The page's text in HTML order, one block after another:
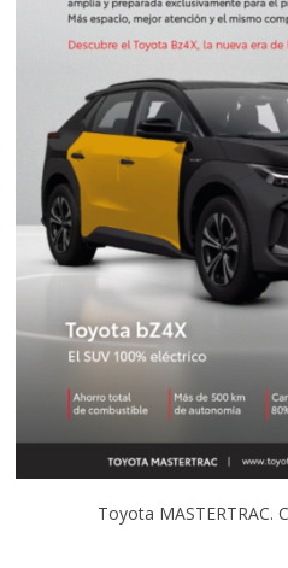
Toyota MASTERTRAC.